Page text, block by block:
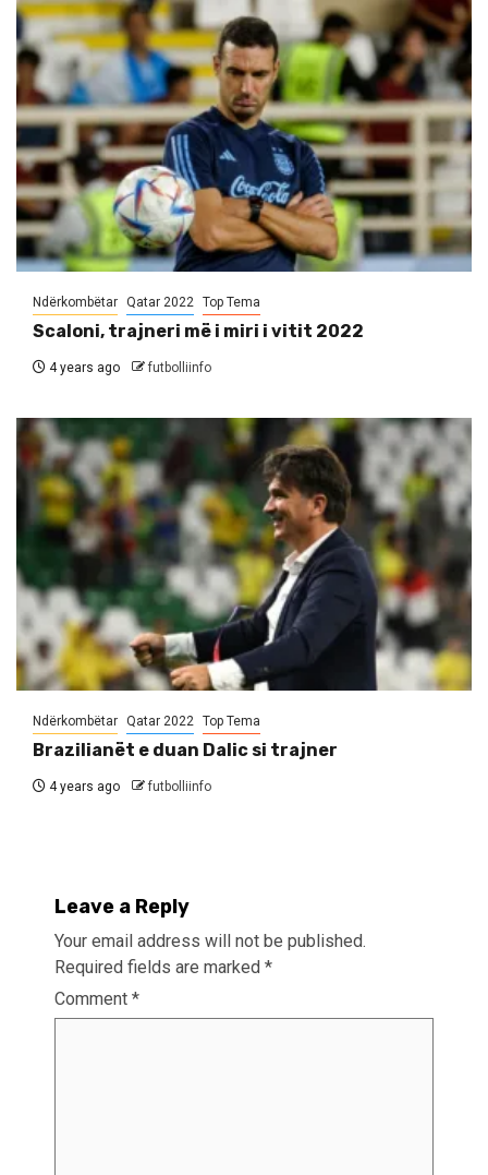
Ndërkombëtar Qatar 2022 Top Tema
Scaloni, trajneri më i miri i vitit 2022
4 years ago futbolliinfo
Ndërkombëtar Qatar 2022 Top Tema
Brazilianët e duan Dalic si trajner
4 years ago futbolliinfo
Leave a Reply
Your email address will not be published.
Required fields are marked *
Comment *